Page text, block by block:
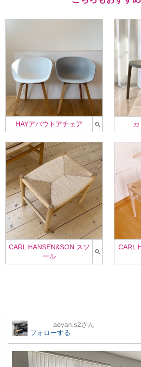
HAYアバウトアチェア
CARL HANSEN&SON スツ
ール
CARL
______aoyan.s2さん
フォローする